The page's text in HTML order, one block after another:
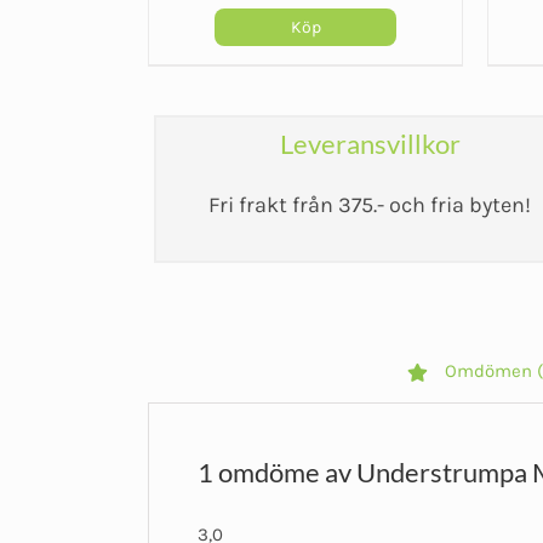
Köp
Leveransvillkor
Fri frakt från 375.- och fria byten!
Omdömen
1 omdöme avUnderstrumpa
3,0